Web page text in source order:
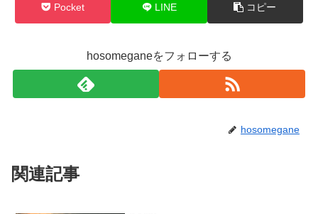
Pocket LINE コピー
hosomeganeをフォローする
hosomegane
関連記事